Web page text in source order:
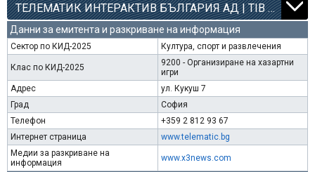
ТЕЛЕМАТИК ИНТЕРАКТИВ БЪЛГАРИЯ АД | TIB | 12
Данни за емитента и разкриване на информация
Сектор по КИД-2025 Култура, спорт и развлечения
Клас по КИД-2025
9200 - Организиране на хазартни
игри
Адрес
ул. Кукуш 7
Град
София
Телефон
+359 2 812 93 67
Интернет страница
www.telematic.bg
Медии за разкриване на
информация
www.x3news.com